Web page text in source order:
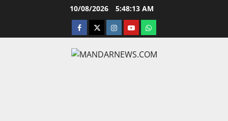
10/08/2026 5:48:14 AM
facebooktwitterinstagram.com
youtubewhatsapp